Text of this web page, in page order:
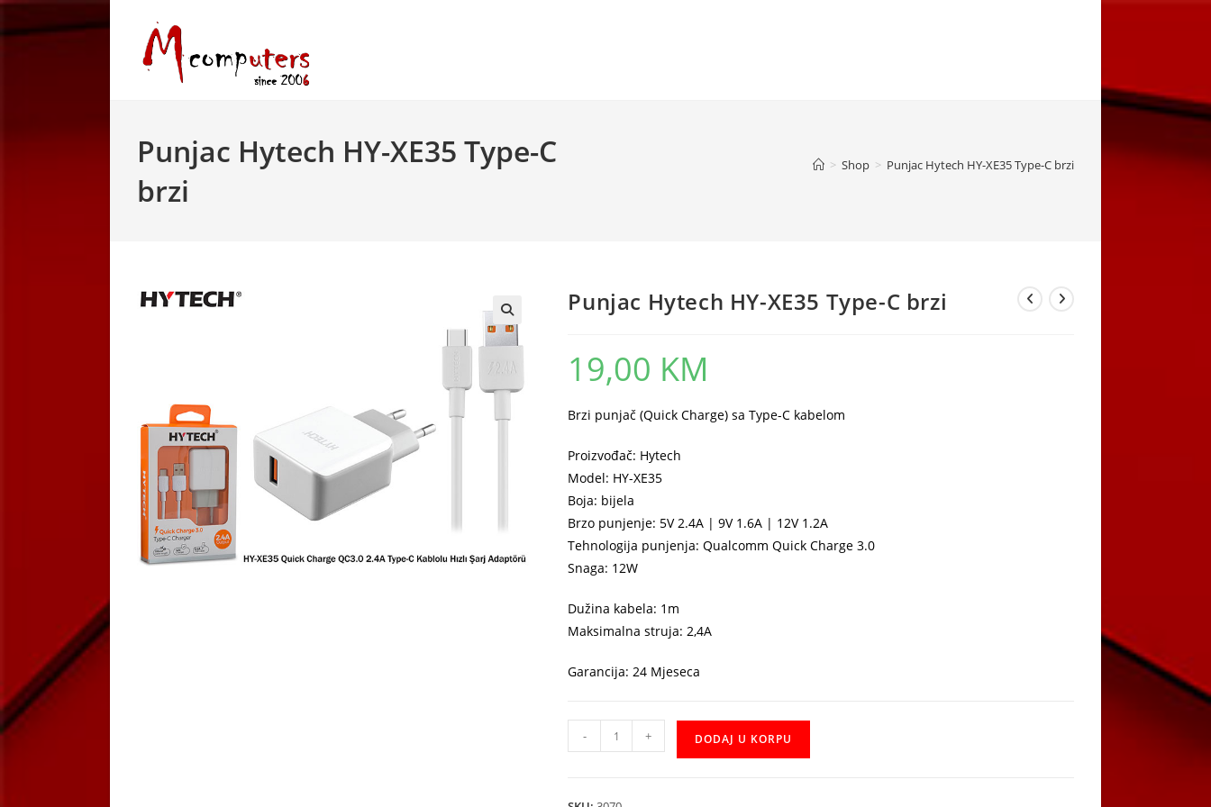
to
Punjac Hytech HY-XE35 Type-C
brzi
> Shop > Punjac Hytech HY-XE35 Type-C brzi
Punjac Hytech HY-XE35 Type-C brzi
19,00 KM
Brzi punjač (Quick Charge) sa Type-C kabelom
Proizvođač: Hytech
Model: HY-XE35
Boja: bijela
Brzo punjenje: 5V 2.4A | 9V 1.6A | 12V 1.2A
Tehnologija punjenja: Qualcomm Quick Charge 3.0
Snaga: 12W
Dužina kabela: 1m
Maksimalna struja: 2,4A
Garancija: 24 Mjeseca
Hytech
- + DODAJ U KORPU